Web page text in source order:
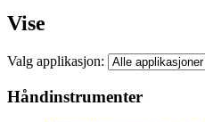
Vise
Valg applikasjon:
Håndinstrumenter